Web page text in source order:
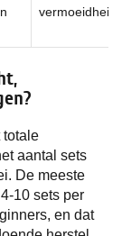
totale
aantal sets
De meeste
10 sets per
en dat